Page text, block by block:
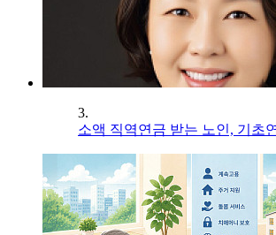
3.
소액 직역연금 받는 노인, 기초